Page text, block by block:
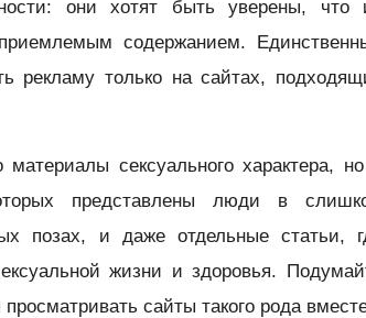
они хотят быть уверены, что
содержанием.
рекламу только на сайтах,
сексуального характера,
представлены люди в
позах, и даже отдельные статьи,
жизни и здоровья.
сайты такого рода